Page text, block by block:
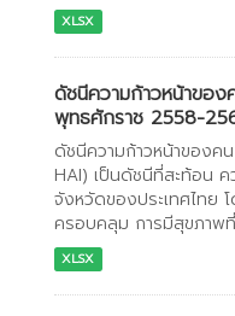
XLSX
ดัชนีความก้าวหน้าของ
พุทธศักราช 2558-
ดัชนีความก้าวหน้าของค
HAI) เป็นดัชนีที่สะท้อน
จังหวัดของประเทศไท
ครอบคลุม การมีสุขภาพ
XLSX